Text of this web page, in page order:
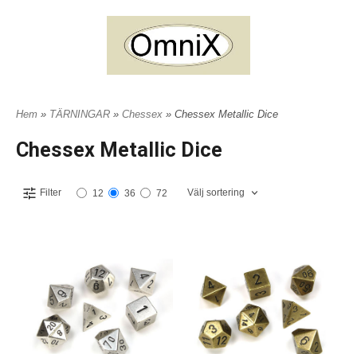
Hem » TÄRNINGAR » Chessex » Chessex Metallic Dice
Chessex Metallic Dice
Filter 12 36 72 Välj sortering